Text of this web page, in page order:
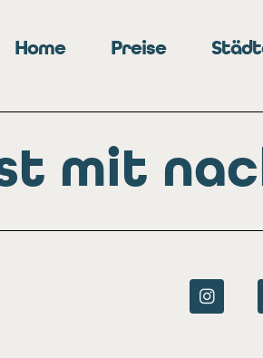
Home Preise
mit